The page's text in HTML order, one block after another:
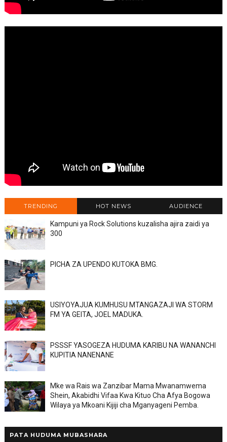
TRENDING HOT NEWS AUDIENCE
Kampuni ya Rock Solutions kuzalisha ajira zaidi ya
300
PICHA ZA UPENDO KUTOKA BMG.
USIYOYAJUA KUMHUSU MTANGAZAJI WA STORM
FM YA GEITA, JOEL MADUKA.
PSSSF YASOGEZA HUDUMA KARIBU NA WANANCHI
KUPITIA NANENANE
Mke wa Rais wa Zanzibar Mama Mwanamwema
Shein, Akabidhi Vifaa Kwa Kituo Cha Afya Bogowa
Wilaya ya Mkoani Kijiji cha Mganyageni Pemba.
PATA HUDUMA MUBASHARA